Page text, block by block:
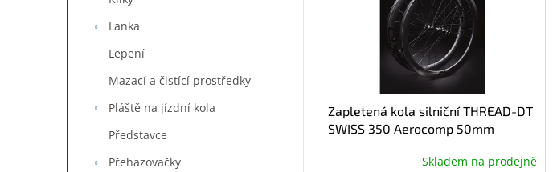
Lanka
Lepení
Mazací a čistící prostředky
Pláště na jízdní kola
Představce
Přehazovačky
Zapletená kola silniční THREAD-DT
SWISS 350 Aerocomp 50mm
Skladem na prodejně